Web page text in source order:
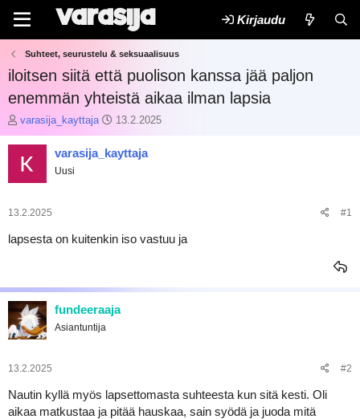
Kirjaudu
Suhteet, seurustelu & seksuaalisuus
iloitsen siitä että puolison kanssa jää paljon
enemmän yhteistä aikaa ilman lapsia
K
e
s
k
l
l
o
i
t
a
a
varasija_kayttaja
A
l
o
ä
m
ä
13.2.2025
varasija_kayttaja
Uusi
13.2.2025 #1
lapsesta on kuitenkin iso vastuu ja
fundeeraaja
Asiantuntija
13.2.2025 #2
Nautin kyllä myös lapsettomasta suhteesta kun sitä kesti. Oli
aikaa matkustaa ja pitää hauskaa, sain syödä ja juoda mitä